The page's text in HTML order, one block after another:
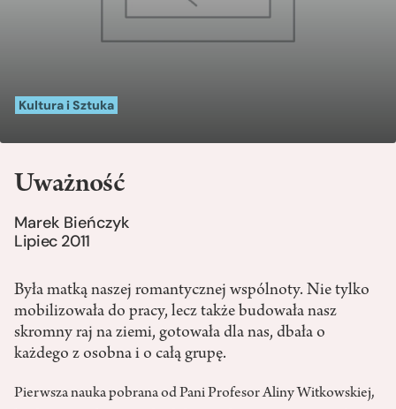
Kultura i Sztuka
Uważność
Marek Bieńczyk
Lipiec 2011
Była matką naszej romantycznej wspólnoty. Nie tylko
mobilizowała do pracy, lecz także budowała nasz
skromny raj na ziemi, gotowała dla nas, dbała o
każdego z osobna i o całą grupę.
Pierwsza nauka pobrana od Pani Profesor Aliny Witkowskiej,